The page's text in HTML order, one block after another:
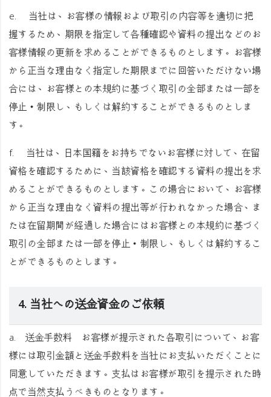
e. 当社は、お客様の情報および取引の内容等を適切に把
握するため、期限を指定して各種確認や資料の提出などのお
客様情報の更新を求めることができるものとします。お客様
から正当な理由なく指定した期限までに回答いただけない場
合には、お客様との本規約に基づく取引の全部または一部を
停止・制限し、もしくは解約することができるものとしま
す。
f. 当社は、日本国籍をお持ちでないお客様に対して、在留
資格を確認するために、当該資格を確認する資料の提出を求
めることができるものとします。この場合において、お客様
から正当な理由なく資料の提出等が行われなかった場合、ま
たは在留期間が経過した場合にはお客様との本規約に基づく
取引の全部または一部を停止・制限し、もしくは解約するこ
とができるものとします。
4. 当社への送金資金のご依頼
a.送金手数料 お客様が提示された各取引について、お客
様には取引金額と送金手数料を当社にお支払いただくことに
同意していただきます。支払はお客様が取引を提示された時